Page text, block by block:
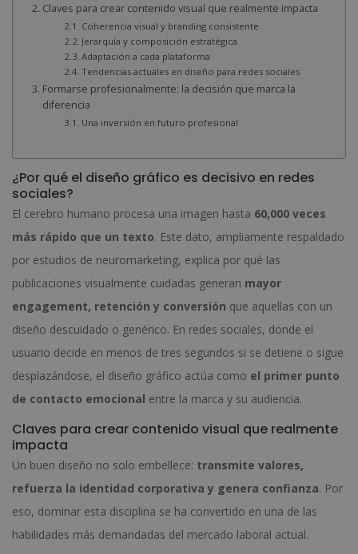
Claves para crear contenido visual que realmente impacta
Coherencia visual y branding consistente
Jerarquía y composición estratégica
Adaptación a cada plataforma
Tendencias actuales en diseño para redes sociales
Formarse profesionalmente: la decisión que marca la
diferencia
Una inversión en futuro profesional
¿Por qué el diseño gráfico es decisivo en redes
sociales?
El cerebro humano procesa una imagen hasta 60,000 veces
más rápido que un texto. Este dato, ampliamente respaldado
por estudios de neuromarketing, explica por qué las
publicaciones visualmente cuidadas generan mayor
engagement, retención y conversión que aquellas con un
diseño descuidado o genérico. En redes sociales, donde el
usuario decide en menos de tres segundos si se detiene o sigue
desplazándose, el diseño gráfico actúa como el primer punto
de contacto emocional entre la marca y su audiencia.
Claves para crear contenido visual que realmente
impacta
Un buen diseño no solo embellece: transmite valores,
refuerza la identidad corporativa y genera confianza. Por
eso, dominar esta disciplina se ha convertido en una de las
habilidades más demandadas del mercado laboral actual.